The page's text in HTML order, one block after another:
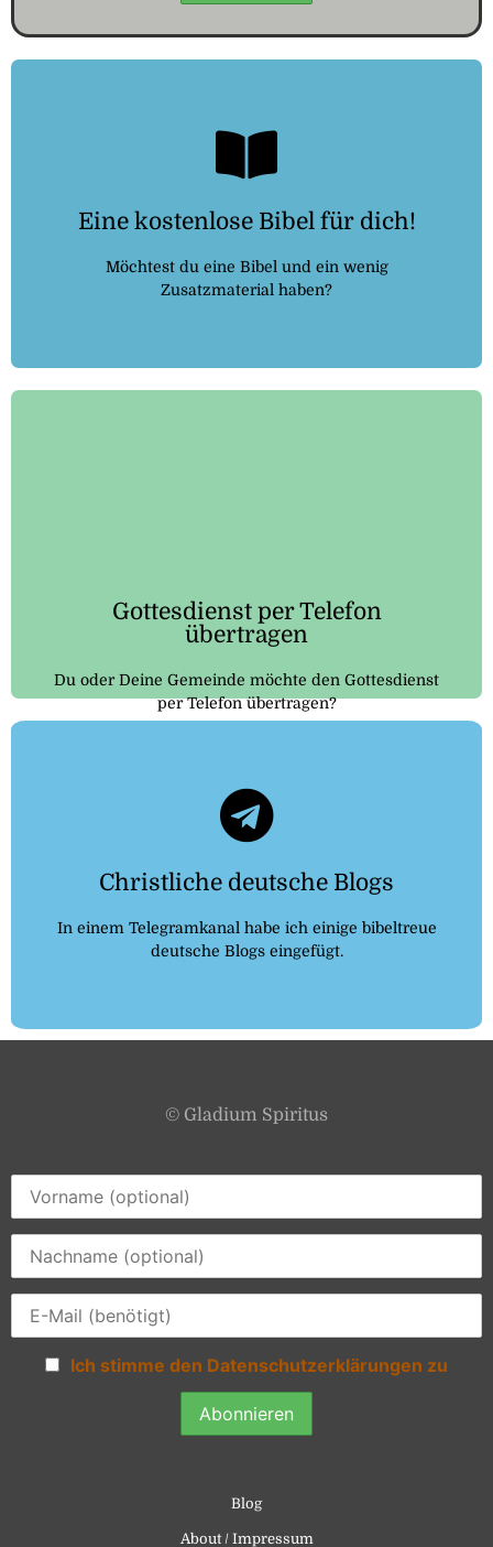
Eine kostenlose Bibel für dich!
Möchtest du eine Bibel und ein wenig
Zusatzmaterial haben?
Gottesdienst per Telefon
übertragen
Du oder Deine Gemeinde möchte den Gottesdienst
per Telefon übertragen?
Christliche deutsche Blogs
In einem Telegramkanal habe ich einige bibeltreue
deutsche Blogs eingefügt.
Christliche deutsche Blogs
Klicke auf den Button um zu dem Kanal zu
kommen
Telegram
© Gladium Spiritus
Ich stimme den Datenschutzerklärungen zu
Blog
About / Impressum